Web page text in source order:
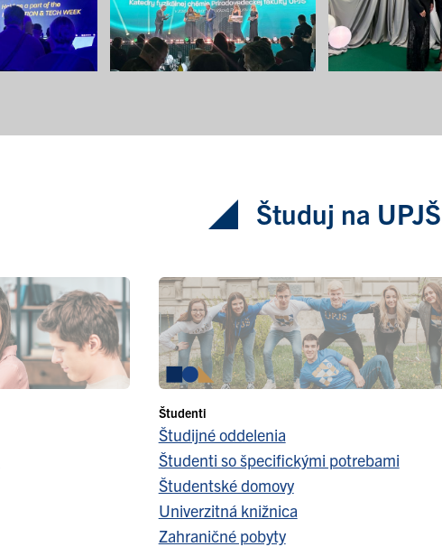
Študuj na UPJŠ
Študenti
Študijné oddelenia
Študenti so špecifickými potrebami
Študentské domovy
Univerzitná knižnica
Zahraničné pobyty